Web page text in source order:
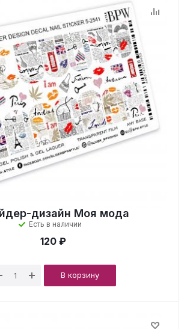
дизайн Моя мода
Есть в наличии
120 ₽
В корзину